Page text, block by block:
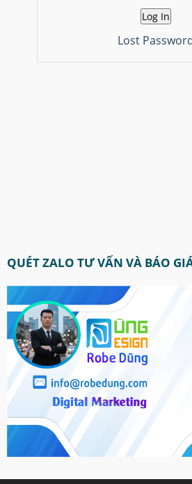
Lost
QUÉT ZALO TƯ VẤN VÀ BÁO